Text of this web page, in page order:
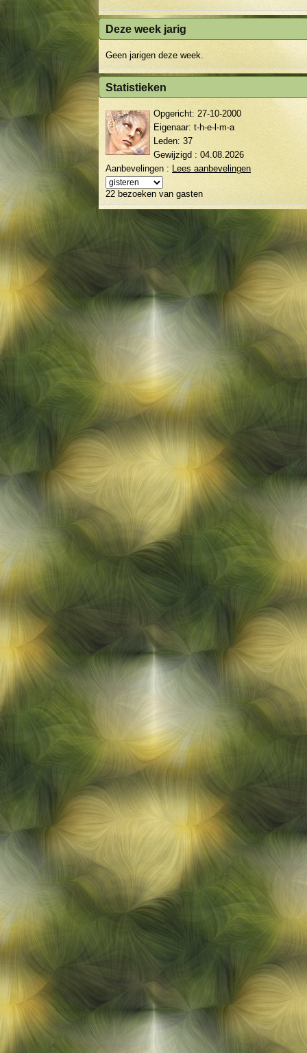
Deze week jarig
Geen jarigen deze week.
Statistieken
Opgericht: 27-10-2000
Eigenaar: t-h-e-l-m-a
Leden: 37
Gewijzigd : 04.08.2026
Aanbevelingen : Lees aanbevelingen
22 bezoeken van gasten
Kathy